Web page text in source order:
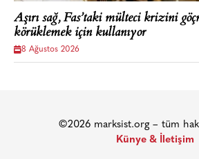
Aşırı sağ, Fas’taki mülteci krizini
körüklemek için kullanıyor
8 Ağustos 2026
©2026 marksist.org – tüm
Künye & İletişim